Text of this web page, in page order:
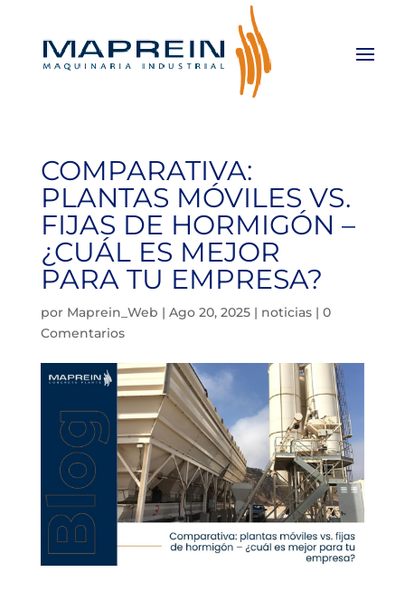
COMPARATIVA:
PLANTAS MÓVILES VS.
FIJAS DE HORMIGÓN –
¿CUÁL ES MEJOR
PARA TU EMPRESA?
por Maprein_Web | Ago 20, 2025| noticias| 0
Comentarios